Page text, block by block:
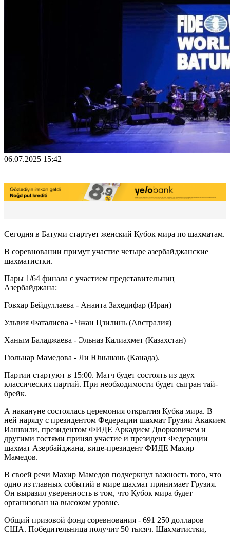
06.07.2025 15:42
Сегодня в Батуми стартует женский Кубок мира по шахматам.
В соревновании примут участие четыре азербайджанские
шахматистки.
Пары 1/64 финала с участием представительниц
Азербайджана:
Говхар Бейдуллаева - Анаита Захедифар (Иран)
Ульвия Фаталиева - Чжан Цзилинь (Австралия)
Ханым Баладжаева - Эльназ Калиахмет (Казахстан)
Гюльнар Мамедова - Ли Юньшань (Канада).
Партии стартуют в 15:00. Матч будет состоять из двух
классических партий. При необходимости будет сыгран тай-
брейк.
А накануне состоялась церемония открытия Кубка мира. В
ней наряду с президентом Федерации шахмат Грузии Акакием
Иашвили, президентом ФИДЕ Аркадием Дворковичем и
другими гостями принял участие и президент Федерации
шахмат Азербайджана, вице-президент ФИДЕ Махир
Мамедов.
В своей речи Махир Мамедов подчеркнул важность того, что
одно из главных событий в мире шахмат принимает Грузия.
Он выразил уверенность в том, что Кубок мира будет
организован на высоком уровне.
Общий призовой фонд соревнования - 691 250 долларов
США. Победительница получит 50 тысяч. Шахматистки,